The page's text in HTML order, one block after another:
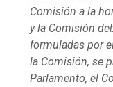
Comisión a la
y la Comisión
formuladas por
la Comisión, se
Parlamento, el